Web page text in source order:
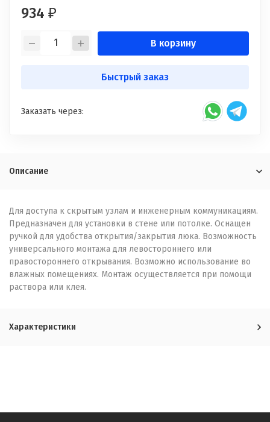
934 ₽
В корзину
Быстрый заказ
Заказать через:
Описание
Для доступа к скрытым узлам и инженерным коммуникациям.
Предназначен для установки в стене или потолке. Оснащен
ручкой для удобства открытия/закрытия люка. Возможность
универсального монтажа для левостороннего или
правостороннего открывания. Возможно использование во
влажных помещениях. Монтаж осуществляется при помощи
раствора или клея.
Характеристики